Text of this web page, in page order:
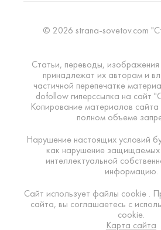
© 2026 strana-sovetov.com
Статьи, переводы,
принадлежат их авторам и
частичной перепечатке
dofollow гиперссылка на сайт
Копирование материалов
полном объеме
Нарушение настоящих условий
как нарушение защищаемых
интеллектуальной
информацию.
Сайт использует файлы cookie .
сайта, вы соглашаетесь с
cookie.
Карта сайта